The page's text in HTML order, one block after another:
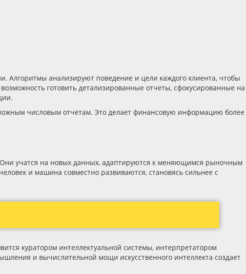
Алгоритмы анализируют поведение и цели каждого клиента, чтобы
готовить детализированные отчеты, сфокусированные на
числовым отчетам. Это делает финансовую информацию более
учатся на новых данных, адаптируются к меняющимся рыночным
и машина совместно развиваются, становясь сильнее с
куратором интеллектуальной системы, интерпретатором
и вычислительной мощи искусственного интеллекта создает